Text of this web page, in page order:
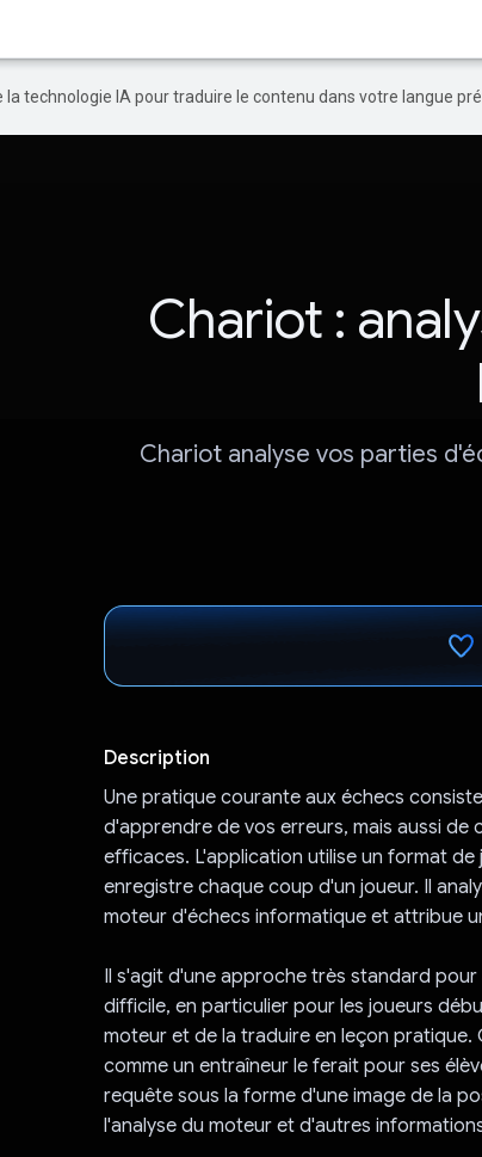
la technologie IA pour traduire le contenu dans votre langue
Chariot :
Chariot analyse vos parties
Description
Une pratique courante aux échecs
d'apprendre de vos erreurs, mais aussi de
efficaces. L'application utilise un format
enregistre chaque coup d'un joueur. Il
moteur d'échecs informatique et attribue
Il s'agit d'une approche très standard
difficile, en particulier pour les joueurs
moteur et de la traduire en leçon pratique.
comme un entraîneur le ferait pour ses
requête sous la forme d'une image de la
l'analyse du moteur et d'autres